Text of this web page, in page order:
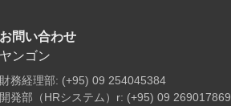
お問い合わせ
ヤンゴン
財務経理部: (+95) 09 254045384
開発部（HRシステム）r: (+95) 09 269017869